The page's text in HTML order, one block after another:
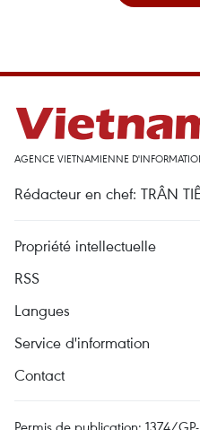
AGENCE VIETNAMIENNE
Rédacteur en chef: TRÂN
Propriété intellectuelle
RSS
Langues
Service d'information
Contact